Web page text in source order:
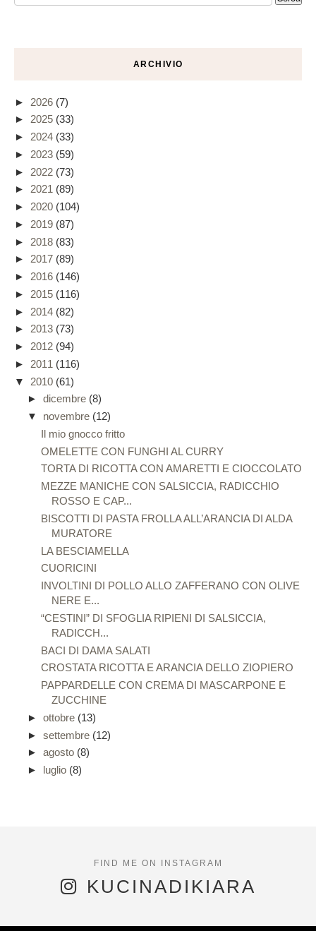
ARCHIVIO
► 2026 (7)
► 2025 (33)
► 2024 (33)
► 2023 (59)
► 2022 (73)
► 2021 (89)
► 2020 (104)
► 2019 (87)
► 2018 (83)
► 2017 (89)
► 2016 (146)
► 2015 (116)
► 2014 (82)
► 2013 (73)
► 2012 (94)
► 2011 (116)
▼ 2010 (61)
► dicembre (8)
▼ novembre (12)
Il mio gnocco fritto
OMELETTE CON FUNGHI AL CURRY
TORTA DI RICOTTA CON AMARETTI E CIOCCOLATO
MEZZE MANICHE CON SALSICCIA, RADICCHIO
ROSSO E CAP...
BISCOTTI DI PASTA FROLLA ALL’ARANCIA DI ALDA
MURATORE
LA BESCIAMELLA
CUORICINI
INVOLTINI DI POLLO ALLO ZAFFERANO CON OLIVE
NERE E...
“CESTINI” DI SFOGLIA RIPIENI DI SALSICCIA,
RADICCH...
BACI DI DAMA SALATI
CROSTATA RICOTTA E ARANCIA DELLO ZIOPIERO
PAPPARDELLE CON CREMA DI MASCARPONE E
ZUCCHINE
► ottobre (13)
► settembre (12)
► agosto (8)
► luglio (8)
KUCINADIKIARA